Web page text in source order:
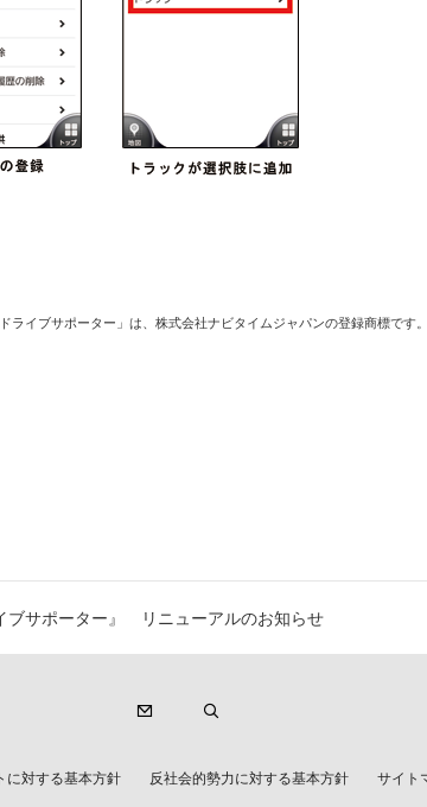
ドライブサポーター」は、株式会社ナビタイムジャパンの登録商標です。
ブサポーター』 リニューアルのお知らせ
に対する基本方針 反社会的勢力に対する基本方針 サイト